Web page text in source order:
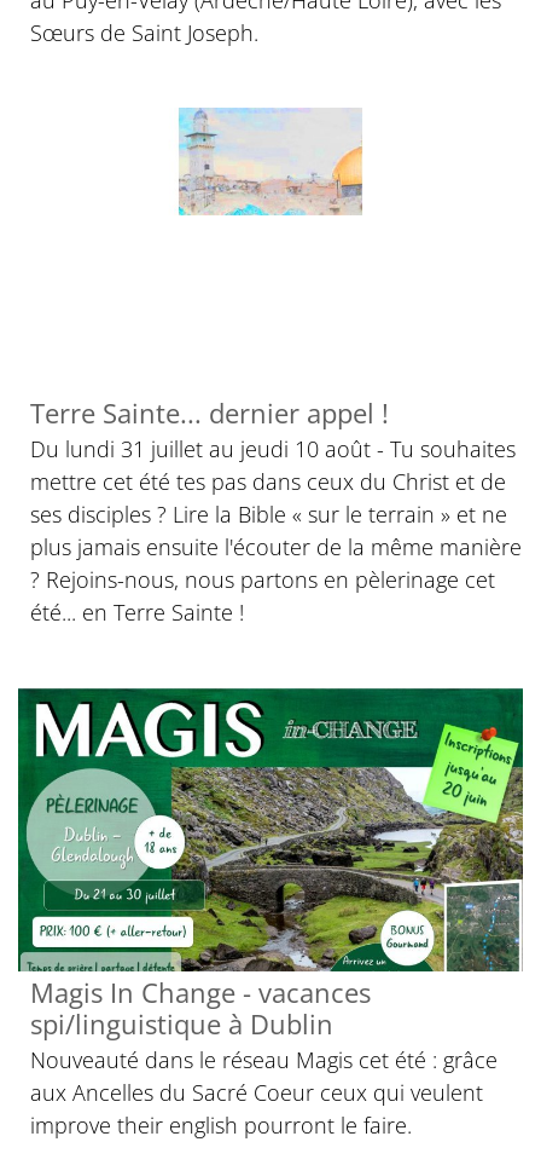
Sœurs de Saint Joseph.
Terre Sainte... dernier appel !
Du lundi 31 juillet au jeudi 10 août - Tu souhaites
mettre cet été tes pas dans ceux du Christ et de
ses disciples ? Lire la Bible « sur le terrain » et ne
plus jamais ensuite l'écouter de la même manière
? Rejoins-nous, nous partons en pèlerinage cet
été... en Terre Sainte !
Magis In Change - vacances
spi/linguistique à Dublin
Nouveauté dans le réseau Magis cet été : grâce
aux Ancelles du Sacré Coeur ceux qui veulent
improve their english pourront le faire.